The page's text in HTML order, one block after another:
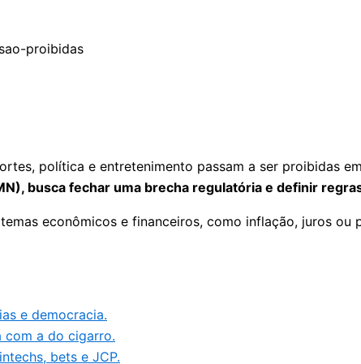
política e entretenimento passam a ser proibidas
busca fechar uma brecha regulatória e definir
econômicos e financeiros, como inflação, juros
e democracia.
com a do cigarro.
bets e JCP.